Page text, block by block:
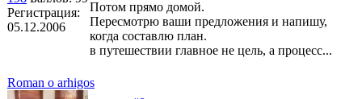
Регистрация:
05.12.2006
Потом прямо домой.
Пересмотрю ваши предложения и напишу,
когда составлю план.
в путешествии главное не цель, а процесс...
Roman o arhigos